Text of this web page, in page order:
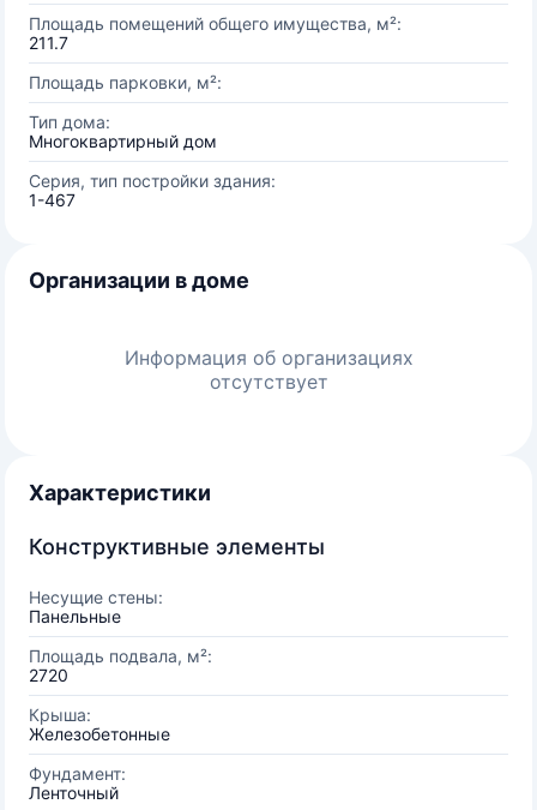
Площадь помещений общего имущества, м²:
211.7
Площадь парковки, м²:
Тип дома:
Многоквартирный дом
Серия, тип постройки здания:
1-467
Организации в доме
Информация об организациях
отсутствует
Характеристики
Конструктивные элементы
Несущие стены:
Панельные
Площадь подвала, м²:
2720
Крыша:
Железобетонные
Фундамент:
Ленточный